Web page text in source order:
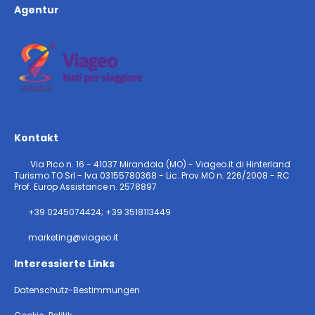
Agentur
Kontakt
Via Pico n. 16 - 41037 Mirandola (MO) - Viageo.it di Hinterland
Turismo TO Srl - Iva 03155780368 - Lic. Prov.MO n. 226/2008 - RC
Prof. Europ Assistance n. 2578897
+39 0245074424; +39 3518113449
marketing@viageo.it
Interessierte Links
Datenschutz-Bestimmungen